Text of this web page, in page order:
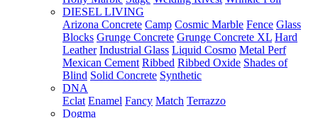
DIESEL LIVING
Arizona Concrete Camp Cosmic Marble Fence Glass
Blocks Grunge Concrete Grunge Concrete XL Hard
Leather Industrial Glass Liquid Cosmo Metal Perf
Mexican Cement Ribbed Ribbed Oxide Shades of
Blind Solid Concrete Synthetic
DNA
Eclat Enamel Fancy Match Terrazzo
Dogma